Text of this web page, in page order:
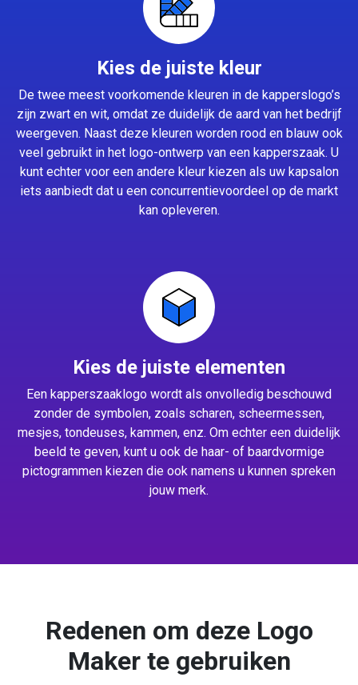
Kies de juiste kleur
De twee meest voorkomende kleuren in de kapperslogo’s
zijn zwart en wit, omdat ze duidelijk de aard van het bedrijf
weergeven. Naast deze kleuren worden rood en blauw ook
veel gebruikt in het logo-ontwerp van een kapperszaak. U
kunt echter voor een andere kleur kiezen als uw kapsalon
iets aanbiedt dat u een concurrentievoordeel op de markt
kan opleveren.
Kies de juiste elementen
Een kapperszaaklogo wordt als onvolledig beschouwd
zonder de symbolen, zoals scharen, scheermessen,
mesjes, tondeuses, kammen, enz. Om echter een duidelijk
beeld te geven, kunt u ook de haar- of baardvormige
pictogrammen kiezen die ook namens u kunnen spreken
jouw merk.
Redenen om deze Logo
Maker te gebruiken